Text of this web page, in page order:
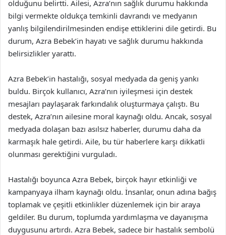
olduğunu belirtti. Ailesi, Azra’nın sağlık durumu hakkında
bilgi vermekte oldukça temkinli davrandı ve medyanın
yanlış bilgilendirilmesinden endişe ettiklerini dile getirdi. Bu
durum, Azra Bebek’in hayatı ve sağlık durumu hakkında
belirsizlikler yarattı.
Azra Bebek’in hastalığı, sosyal medyada da geniş yankı
buldu. Birçok kullanıcı, Azra’nın iyileşmesi için destek
mesajları paylaşarak farkındalık oluşturmaya çalıştı. Bu
destek, Azra’nın ailesine moral kaynağı oldu. Ancak, sosyal
medyada dolaşan bazı asılsız haberler, durumu daha da
karmaşık hale getirdi. Aile, bu tür haberlere karşı dikkatli
olunması gerektiğini vurguladı.
Hastalığı boyunca Azra Bebek, birçok hayır etkinliği ve
kampanyaya ilham kaynağı oldu. İnsanlar, onun adına bağış
toplamak ve çeşitli etkinlikler düzenlemek için bir araya
geldiler. Bu durum, toplumda yardımlaşma ve dayanışma
duygusunu artırdı. Azra Bebek, sadece bir hastalık sembolü